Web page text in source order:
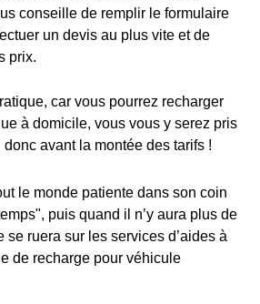
conseille de remplir le formulaire
un devis au plus vite et de
prix.
car vous pourrez recharger
à domicile, vous vous y serez pris
avant la montée des tarifs !
le monde patiente dans son coin
puis quand il n’y aura plus de
se ruera sur les services d’aides à
de recharge pour véhicule